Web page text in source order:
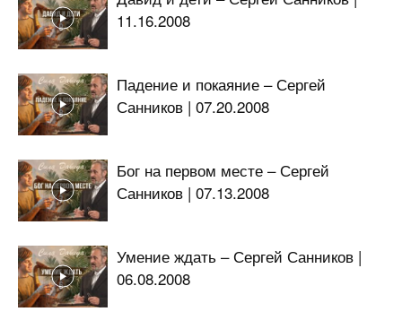
11.16.2008
Падение и покаяние – Сергей
Санников | 07.20.2008
Бог на первом месте – Сергей
Санников | 07.13.2008
Умение ждать – Сергей Санников |
06.08.2008